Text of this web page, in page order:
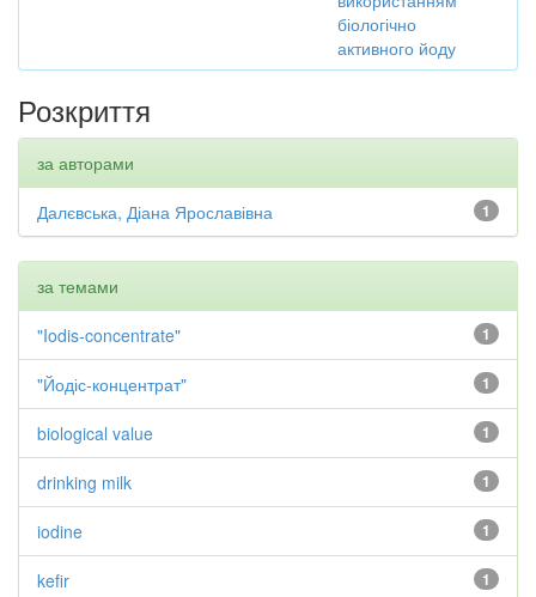
біологічно
активного йоду
Розкриття
за авторами
1
Далєвська, Діана Ярославівна
за темами
1
"Iodis-concentrate"
1
"Йодіс-концентрат"
1
biological value
1
drinking milk
1
iodine
1
kefir